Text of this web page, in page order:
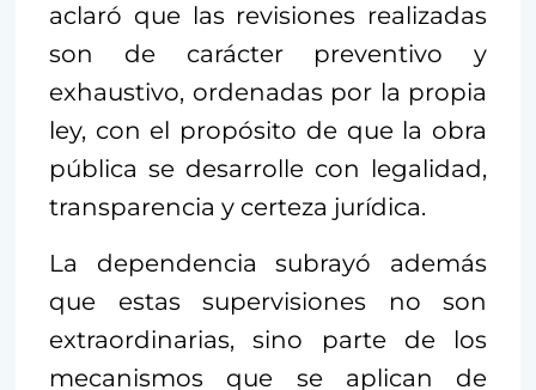
aclaró que las revisiones realizadas
son de carácter preventivo y
exhaustivo, ordenadas por la propia
ley, con el propósito de que la obra
pública se desarrolle con legalidad,
transparencia y certeza jurídica.
La dependencia subrayó además
que estas supervisiones no son
extraordinarias, sino parte de los
mecanismos que se aplican de